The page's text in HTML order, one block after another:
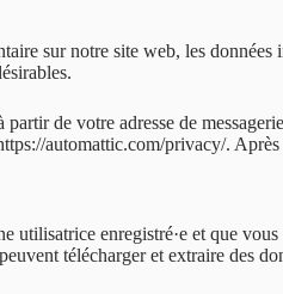
sur notre site web, les
partir de votre adresse de
automattic.com/privacy/.
utilisatrice enregistré·e et que
télécharger et extraire des